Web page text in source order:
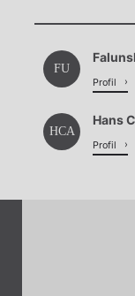
FU
Profil
HCA
Hans
Profil